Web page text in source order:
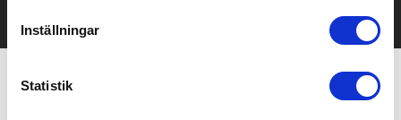
Inställningar
Statistik